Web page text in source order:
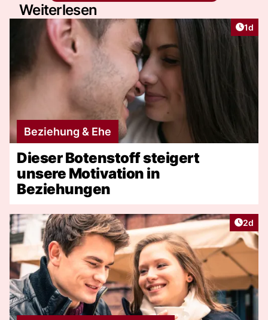
Weiterlesen
1d
Beziehung & Ehe
Dieser Botenstoff steigert
unsere Motivation in
Beziehungen
2d